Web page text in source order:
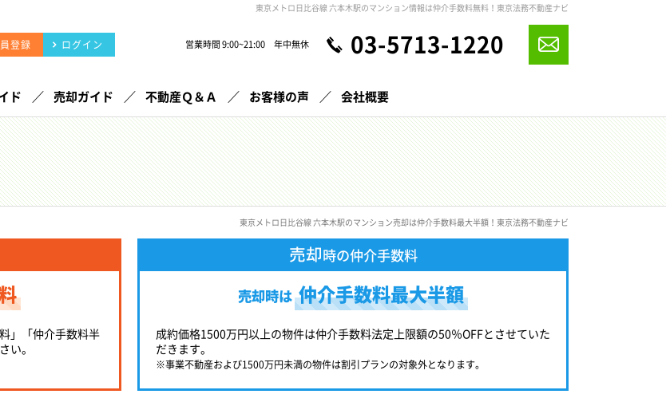
東京メトロ日比谷線 六本木駅のマンション情報は仲介手数料無料！東京法務不動産ナビ
登録 ログイン 営業時間 9:00~21:00 年中無休 03-5713-1220
ド 売却ガイド 不動産Ｑ＆Ａ お客様の声 会社概要
東京メトロ日比谷線 六本木駅のマンション売却は仲介手数料最大半額！東京法務不動産ナビ
」「仲介手数料半
い。
売却時の仲介手数料
売却時は 仲介手数料最大半額
成約価格1500万円以上の物件は仲介手数料法定上限額の50％OFFとさせていた
だきます。
※事業不動産および1500万円未満の物件は割引プランの対象外となります。